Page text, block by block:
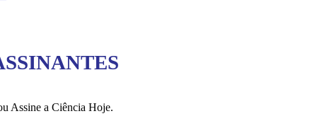
Assine a Ciência Hoje.